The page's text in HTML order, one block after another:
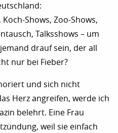
Shows, Zoo-Shows,
Talksshows – um
drauf sein, der all
nur bei Fieber?
und sich nicht
Herz angreifen, werde ich
belehrt. Eine Frau
weil sie einfach